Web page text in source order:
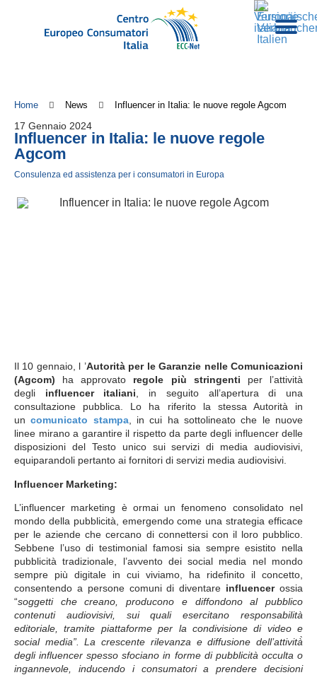
Home News Influencer in Italia: le nuove regole Agcom
17 Gennaio 2024
Influencer in Italia: le nuove regole
Agcom
Consulenza ed assistenza per i consumatori in Europa
Il 10 gennaio, l ’Autorità per le Garanzie nelle Comunicazioni
(Agcom) ha approvato regole più stringenti per l’attività
degli influencer italiani , in seguito all’apertura di una
consultazione pubblica. Lo ha riferito la stessa Autorità in
uncomunicato stampa, in cui ha sottolineato che le nuove
linee mirano a garantire il rispetto da parte degli influencer delle
disposizioni del Testo unico sui servizi di media audiovisivi,
equiparandoli pertanto ai fornitori di servizi media audiovisivi.
Influencer Marketing:
L’influencer marketing è ormai un fenomeno consolidato nel
mondo della pubblicità, emergendo come una strategia efficace
per le aziende che cercano di connettersi con il loro pubblico.
Sebbene l’uso di testimonial famosi sia sempre esistito nella
pubblicità tradizionale, l’avvento dei social media nel mondo
sempre più digitale in cui viviamo, ha ridefinito il concetto,
consentendo a persone comuni di diventare influencerossia
“soggetti che creano, producono e diffondono al pubblico
contenuti audiovisivi, sui quali esercitano responsabilità
editoriale, tramite piattaforme per la condivisione di video e
social media”. La crescente rilevanza e diffusione dell’attività̀
degli influencer spesso sfociano in forme di pubblicità occulta o
ingannevole, inducendo i consumatori a prendere decisioni